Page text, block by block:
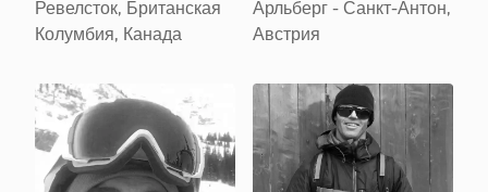
Ревелсток, Британская
Колумбия, Канада
Арльберг - Санкт-Антон,
Австрия